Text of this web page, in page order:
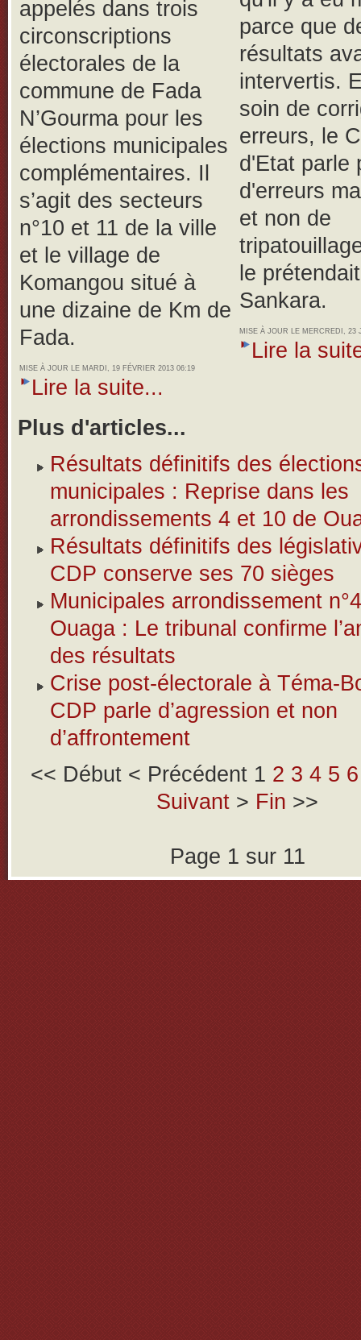
appelés dans trois
circonscriptions
électorales de la
commune de Fada
N’Gourma pour les
élections municipales
complémentaires. Il
s’agit des secteurs
n°10 et 11 de la ville
et le village de
Komangou situé à
une dizaine de Km de
Fada.
MISE À JOUR LE MARDI, 19 FÉVRIER 2013 06:19
Lire la suite...
parce que
résultats
intervertis.
soin de
erreurs, le
d'Etat parle
d'erreurs
et non de
le
Sankara.
MISE À JOUR LE MERCREDI, 23
Lire la
Plus d'articles...
Résultats définitifs des
municipales : Reprise dans les
arrondissements 4 et 10 de
Résultats définitifs des
CDP conserve ses 70 sièges
Municipales arrondissement
Ouaga : Le tribunal confirme
des résultats
Crise post-électorale à Téma-
CDP parle d’agression et non
d’affrontement
<< Début < Précédent 1 2 3 4 5 6
Suivant > Fin >>
Page 1 sur 11